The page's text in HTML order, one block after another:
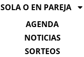
SOLA O EN PAREJA
AGENDA
NOTICIAS
SORTEOS